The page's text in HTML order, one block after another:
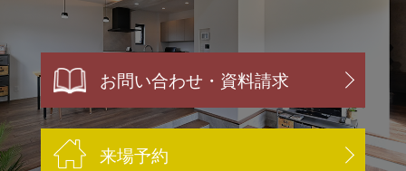
お問い合わせ・資料請求
来場予約